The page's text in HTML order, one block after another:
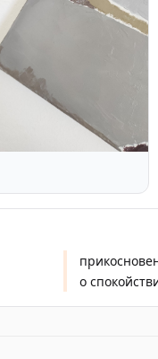
о